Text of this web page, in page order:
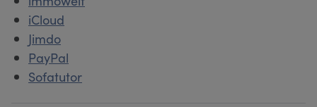
iCloud
Jimdo
PayPal
Sofatutor